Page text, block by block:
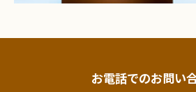
お電話でのお問い